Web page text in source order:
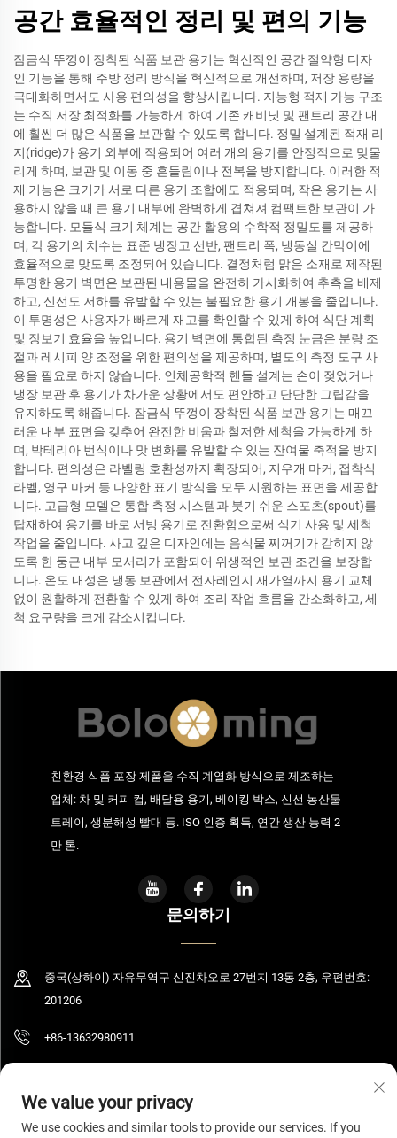
공간 효율적인 정리 및 편의 기능
잠금식 뚜껑이 장착된 식품 보관 용기는 혁신적인 공간 절약형 디자
인 기능을 통해 주방 정리 방식을 혁신적으로 개선하며, 저장 용량을
극대화하면서도 사용 편의성을 향상시킵니다. 지능형 적재 가능 구조
는 수직 저장 최적화를 가능하게 하여 기존 캐비닛 및 팬트리 공간 내
에 훨씬 더 많은 식품을 보관할 수 있도록 합니다. 정밀 설계된 적재 리
지(ridge)가 용기 외부에 적용되어 여러 개의 용기를 안정적으로 맞물
리게 하며, 보관 및 이동 중 흔들림이나 전복을 방지합니다. 이러한 적
재 기능은 크기가 서로 다른 용기 조합에도 적용되며, 작은 용기는 사
용하지 않을 때 큰 용기 내부에 완벽하게 겹쳐져 컴팩트한 보관이 가
능합니다. 모듈식 크기 체계는 공간 활용의 수학적 정밀도를 제공하
며, 각 용기의 치수는 표준 냉장고 선반, 팬트리 폭, 냉동실 칸막이에
효율적으로 맞도록 조정되어 있습니다. 결정처럼 맑은 소재로 제작된
투명한 용기 벽면은 보관된 내용물을 완전히 가시화하여 추측을 배제
하고, 신선도 저하를 유발할 수 있는 불필요한 용기 개봉을 줄입니다.
이 투명성은 사용자가 빠르게 재고를 확인할 수 있게 하여 식단 계획
및 장보기 효율을 높입니다. 용기 벽면에 통합된 측정 눈금은 분량 조
절과 레시피 양 조정을 위한 편의성을 제공하며, 별도의 측정 도구 사
용을 필요로 하지 않습니다. 인체공학적 핸들 설계는 손이 젖었거나
냉장 보관 후 용기가 차가운 상황에서도 편안하고 단단한 그립감을
유지하도록 해줍니다. 잠금식 뚜껑이 장착된 식품 보관 용기는 매끄
러운 내부 표면을 갖추어 완전한 비움과 철저한 세척을 가능하게 하
며, 박테리아 번식이나 맛 변화를 유발할 수 있는 잔여물 축적을 방지
합니다. 편의성은 라벨링 호환성까지 확장되어, 지우개 마커, 접착식
라벨, 영구 마커 등 다양한 표기 방식을 모두 지원하는 표면을 제공합
니다. 고급형 모델은 통합 측정 시스템과 붓기 쉬운 스포츠(spout)를
탑재하여 용기를 바로 서빙 용기로 전환함으로써 식기 사용 및 세척
작업을 줄입니다. 사고 깊은 디자인에는 음식물 찌꺼기가 갇히지 않
도록 한 둥근 내부 모서리가 포함되어 위생적인 보관 조건을 보장합
니다. 온도 내성은 냉동 보관에서 전자레인지 재가열까지 용기 교체
없이 원활하게 전환할 수 있게 하여 조리 작업 흐름을 간소화하고, 세
척 요구량을 크게 감소시킵니다.
친환경 식품 포장 제품을 수직 계열화 방식으로 제조하는
업체: 차 및 커피 컵, 배달용 용기, 베이킹 박스, 신선 농산물
트레이, 생분해성 빨대 등. ISO 인증 획득, 연간 생산 능력 2
만 톤.
문의하기
중국(상하이) 자유무역구 신진차오로 27번지 13동 2층, 우편번호:
201206
+86-13632980911
We value your privacy
We use cookies and similar tools to provide our services. If you